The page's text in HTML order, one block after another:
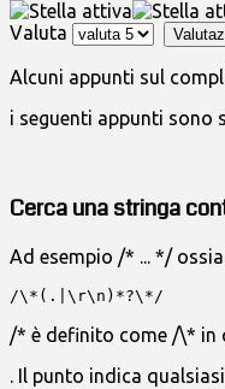
Valuta
Alcuni appunti sul
i seguenti appunti sono
Cerca una stringa
Ad esempio /* ... */
/\*(.|\r\n)*?\*/
/* è definito come /\* in
. Il punto indica